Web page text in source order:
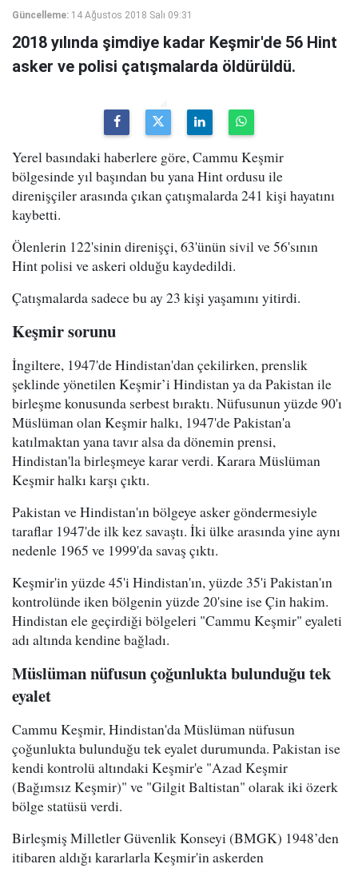
Güncelleme: 14 Ağustos 2018 Salı 09:31
2018 yılında şimdiye kadar Keşmir'de 56 Hint
asker ve polisi çatışmalarda öldürüldü.
Yerel basındaki haberlere göre, Cammu Keşmir
bölgesinde yıl başından bu yana Hint ordusu ile
direnişçiler arasında çıkan çatışmalarda 241 kişi hayatını
kaybetti.
Ölenlerin 122'sinin direnişçi, 63'ünün sivil ve 56'sının
Hint polisi ve askeri olduğu kaydedildi.
Çatışmalarda sadece bu ay 23 kişi yaşamını yitirdi.
Keşmir sorunu
İngiltere, 1947'de Hindistan'dan çekilirken, prenslik
şeklinde yönetilen Keşmir’i Hindistan ya da Pakistan ile
birleşme konusunda serbest bıraktı. Nüfusunun yüzde 90'ı
Müslüman olan Keşmir halkı, 1947'de Pakistan'a
katılmaktan yana tavır alsa da dönemin prensi,
Hindistan'la birleşmeye karar verdi. Karara Müslüman
Keşmir halkı karşı çıktı.
Pakistan ve Hindistan'ın bölgeye asker göndermesiyle
taraflar 1947'de ilk kez savaştı. İki ülke arasında yine aynı
nedenle 1965 ve 1999'da savaş çıktı.
Keşmir'in yüzde 45'i Hindistan'ın, yüzde 35'i Pakistan'ın
kontrolünde iken bölgenin yüzde 20'sine ise Çin hakim.
Hindistan ele geçirdiği bölgeleri "Cammu Keşmir" eyaleti
adı altında kendine bağladı.
Müslüman nüfusun çoğunlukta bulunduğu tek
eyalet
Cammu Keşmir, Hindistan'da Müslüman nüfusun
çoğunlukta bulunduğu tek eyalet durumunda. Pakistan ise
kendi kontrolü altındaki Keşmir'e "Azad Keşmir
(Bağımsız Keşmir)" ve "Gilgit Baltistan" olarak iki özerk
bölge statüsü verdi.
Birleşmiş Milletler Güvenlik Konseyi (BMGK) 1948’den
itibaren aldığı kararlarla Keşmir'in askerden